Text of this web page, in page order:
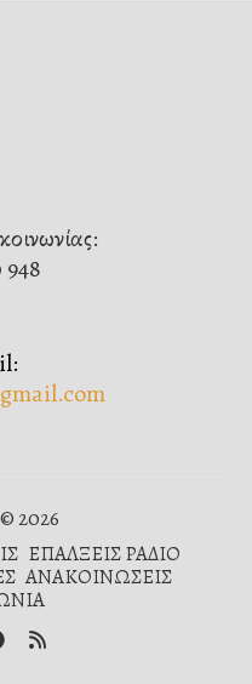
948
2026
ΕΠΑΛΞΕΙΣ ΡΑΔΙΟ
ΑΝΑΚΟΙΝΩΣΕΙΣ